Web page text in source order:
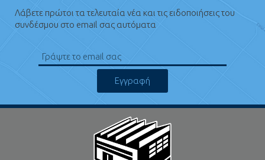
Λάβετε πρώτοι τα τελευταία νέα και τις ειδοποιήσεις του
συνδέσμου στο email σας αυτόματα